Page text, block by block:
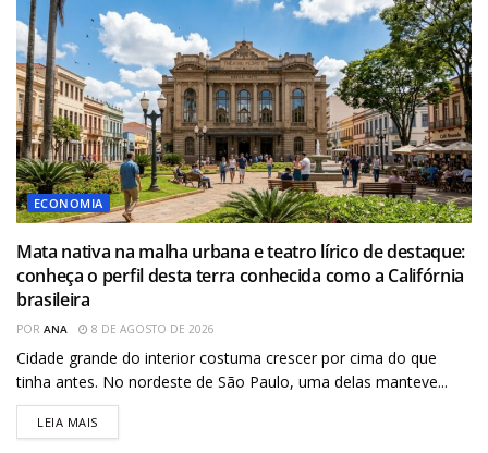
ECONOMIA
Mata nativa na malha urbana e teatro lírico de destaque:
conheça o perfil desta terra conhecida como a Califórnia
brasileira
POR ANA 8 DE AGOSTO DE 2026
Cidade grande do interior costuma crescer por cima do que
tinha antes. No nordeste de São Paulo, uma delas manteve...
LEIA MAIS